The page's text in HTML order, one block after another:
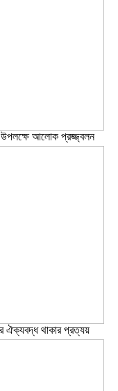
উপলক্ষে আলোক প্রজ্জ্বলন
ঐক্যবদ্ধ থাকার প্রত্যয়